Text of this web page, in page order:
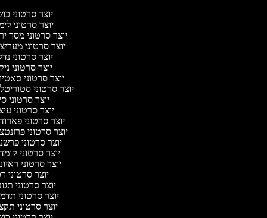
יוצר סרטוני
יוצר סרטוני
יוצר סרטוני מסך
יוצר סרטוני
יוצר סרטוני
יוצר סרטוני
יוצר סרטוני
יוצר סרטוני
יוצר סרטוני
יוצר סרטוני
יוצר סרטוני
יוצר סרטוני
יוצר סרטוני
יוצר סרטוני
יוצר סרטוני
יוצר סרטוני
יוצר סרטוני
יוצר סרטוני
יוצר סרטוני